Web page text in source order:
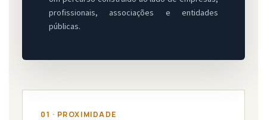
profissionais, associações e entidades
públicas.
01 · PROXIMIDADE